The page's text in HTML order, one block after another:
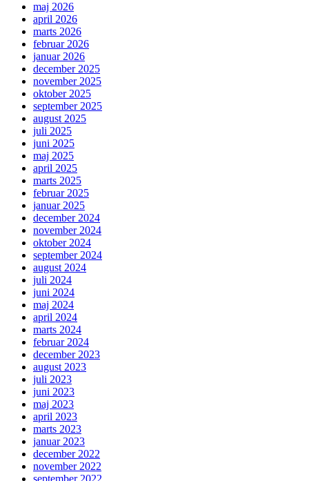
maj 2026
april 2026
marts 2026
februar 2026
januar 2026
december 2025
november 2025
oktober 2025
september 2025
august 2025
juli 2025
juni 2025
maj 2025
april 2025
marts 2025
februar 2025
januar 2025
december 2024
november 2024
oktober 2024
september 2024
august 2024
juli 2024
juni 2024
maj 2024
april 2024
marts 2024
februar 2024
december 2023
august 2023
juli 2023
juni 2023
maj 2023
april 2023
marts 2023
januar 2023
december 2022
november 2022